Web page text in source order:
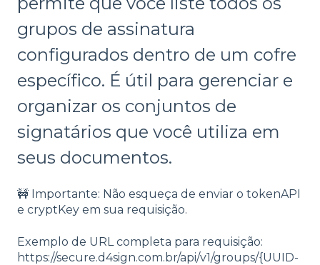
grupos de assinatura
configurados dentro de um cofre
específico. É útil para gerenciar e
organizar os conjuntos de
signatários que você utiliza em
seus documentos.
🚧 Importante: Não esqueça de enviar o tokenAPI
e cryptKey em sua requisição.
Exemplo de URL completa para requisição:
https://secure.d4sign.com.br/api/v1/groups/{UUID-